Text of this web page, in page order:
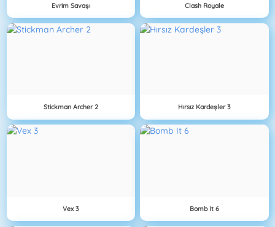
Evrim Savaşı Clash Royale
Stickman Archer 2 Hırsız Kardeşler 3
Vex 3 Bomb It 6